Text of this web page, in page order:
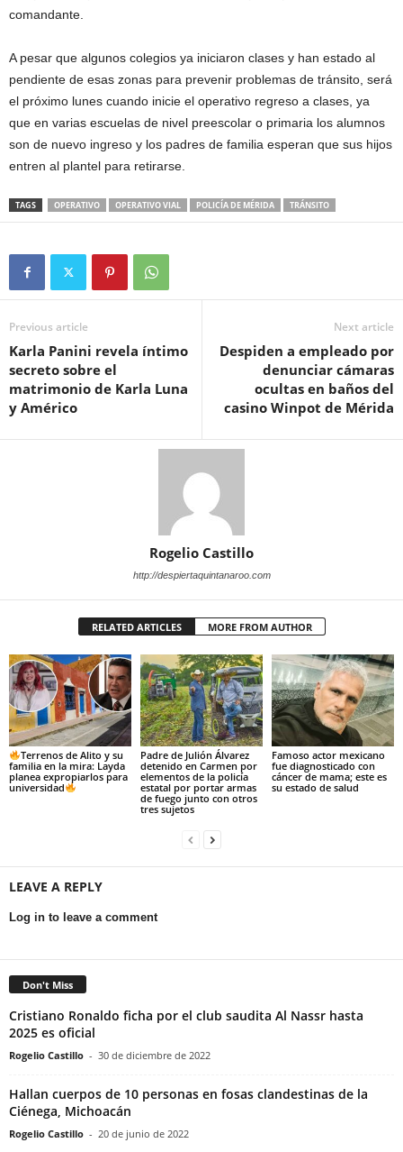
comandante.
A pesar que algunos colegios ya iniciaron clases y han estado al
pendiente de esas zonas para prevenir problemas de tránsito, será
el próximo lunes cuando inicie el operativo regreso a clases, ya
que en varias escuelas de nivel preescolar o primaria los alumnos
son de nuevo ingreso y los padres de familia esperan que sus hijos
entren al plantel para retirarse.
TAGS OPERATIVO OPERATIVO VIAL POLICÍA DE MÉRIDA TRÁNSITO
Previous article
Karla Panini revela íntimo
secreto sobre el
matrimonio de Karla Luna
y Américo
Next article
Despiden a empleado por
denunciar cámaras
ocultas en baños del
casino Winpot de Mérida
Rogelio Castillo
http://despiertaquintanaroo.com
RELATED ARTICLES MORE FROM AUTHOR
Terrenos de Alito y su
familia en la mira: Layda
planea expropiarlos para
universidad
Padre de Julión Álvarez
detenido en Carmen por
elementos de la policía
estatal por portar armas
de fuego junto con otros
tres sujetos
Famoso actor mexicano
fue diagnosticado con
cáncer de mama; este es
su estado de salud
LEAVE A REPLY
Log in to leave a comment
Don't Miss
Cristiano Ronaldo ficha por el club saudita Al Nassr hasta
2025 es oficial
Rogelio Castillo - 30 de diciembre de 2022
Hallan cuerpos de 10 personas en fosas clandestinas de la
Ciénega, Michoacán
Rogelio Castillo - 20 de junio de 2022